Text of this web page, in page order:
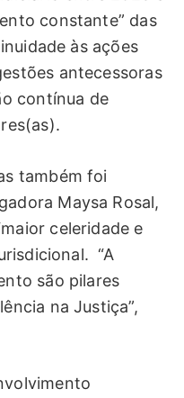
constante” das
às ações
antecessoras
contínua de
também foi
Maysa Rosal,
celeridade e
“A
são pilares
na Justiça”,